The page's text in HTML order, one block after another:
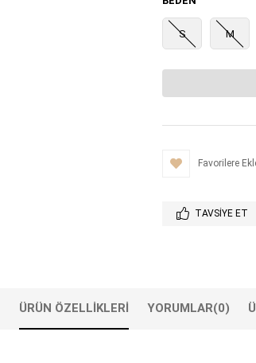
S M
Favorilere
TAVSIYE ET
ÜRÜN ÖZELLIKLERI YORUMLAR(0)